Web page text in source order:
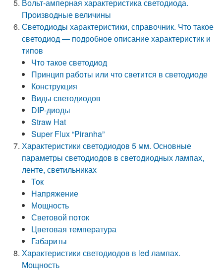
Вольт-амперная характеристика светодиода.
Производные величины
Светодиоды характеристики, справочник. Что такое
светодиод — подробное описание характеристик и
типов
Что такое светодиод
Принцип работы или что светится в светодиоде
Конструкция
Виды светодиодов
DIP-диоды
Straw Hat
Super Flux “Piranha”
Характеристики светодиодов 5 мм. Основные
параметры светодиодов в светодиодных лампах,
ленте, светильниках
Ток
Напряжение
Мощность
Световой поток
Цветовая температура
Габариты
Характеристики светодиодов в led лампах.
Мощность